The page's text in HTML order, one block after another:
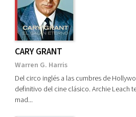
Cine. Películas
Deportes. Fútbol
Historia. Biografía
Historia. Segunda Guerra Mundial
Música
SOCIEDAD
CARY GRANT
Warren G. Harris
Del circo inglés a las cumbres de
definitivo del cine clásico. Archie Leach
mad...